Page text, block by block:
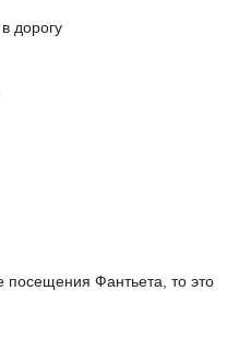
дорогу
Фантьета, то это